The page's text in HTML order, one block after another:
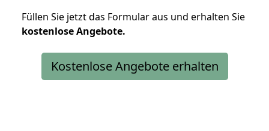
Füllen Sie jetzt das Formular aus und erhalten Sie
kostenloseAngebote.
Kostenlose Angebote erhalten